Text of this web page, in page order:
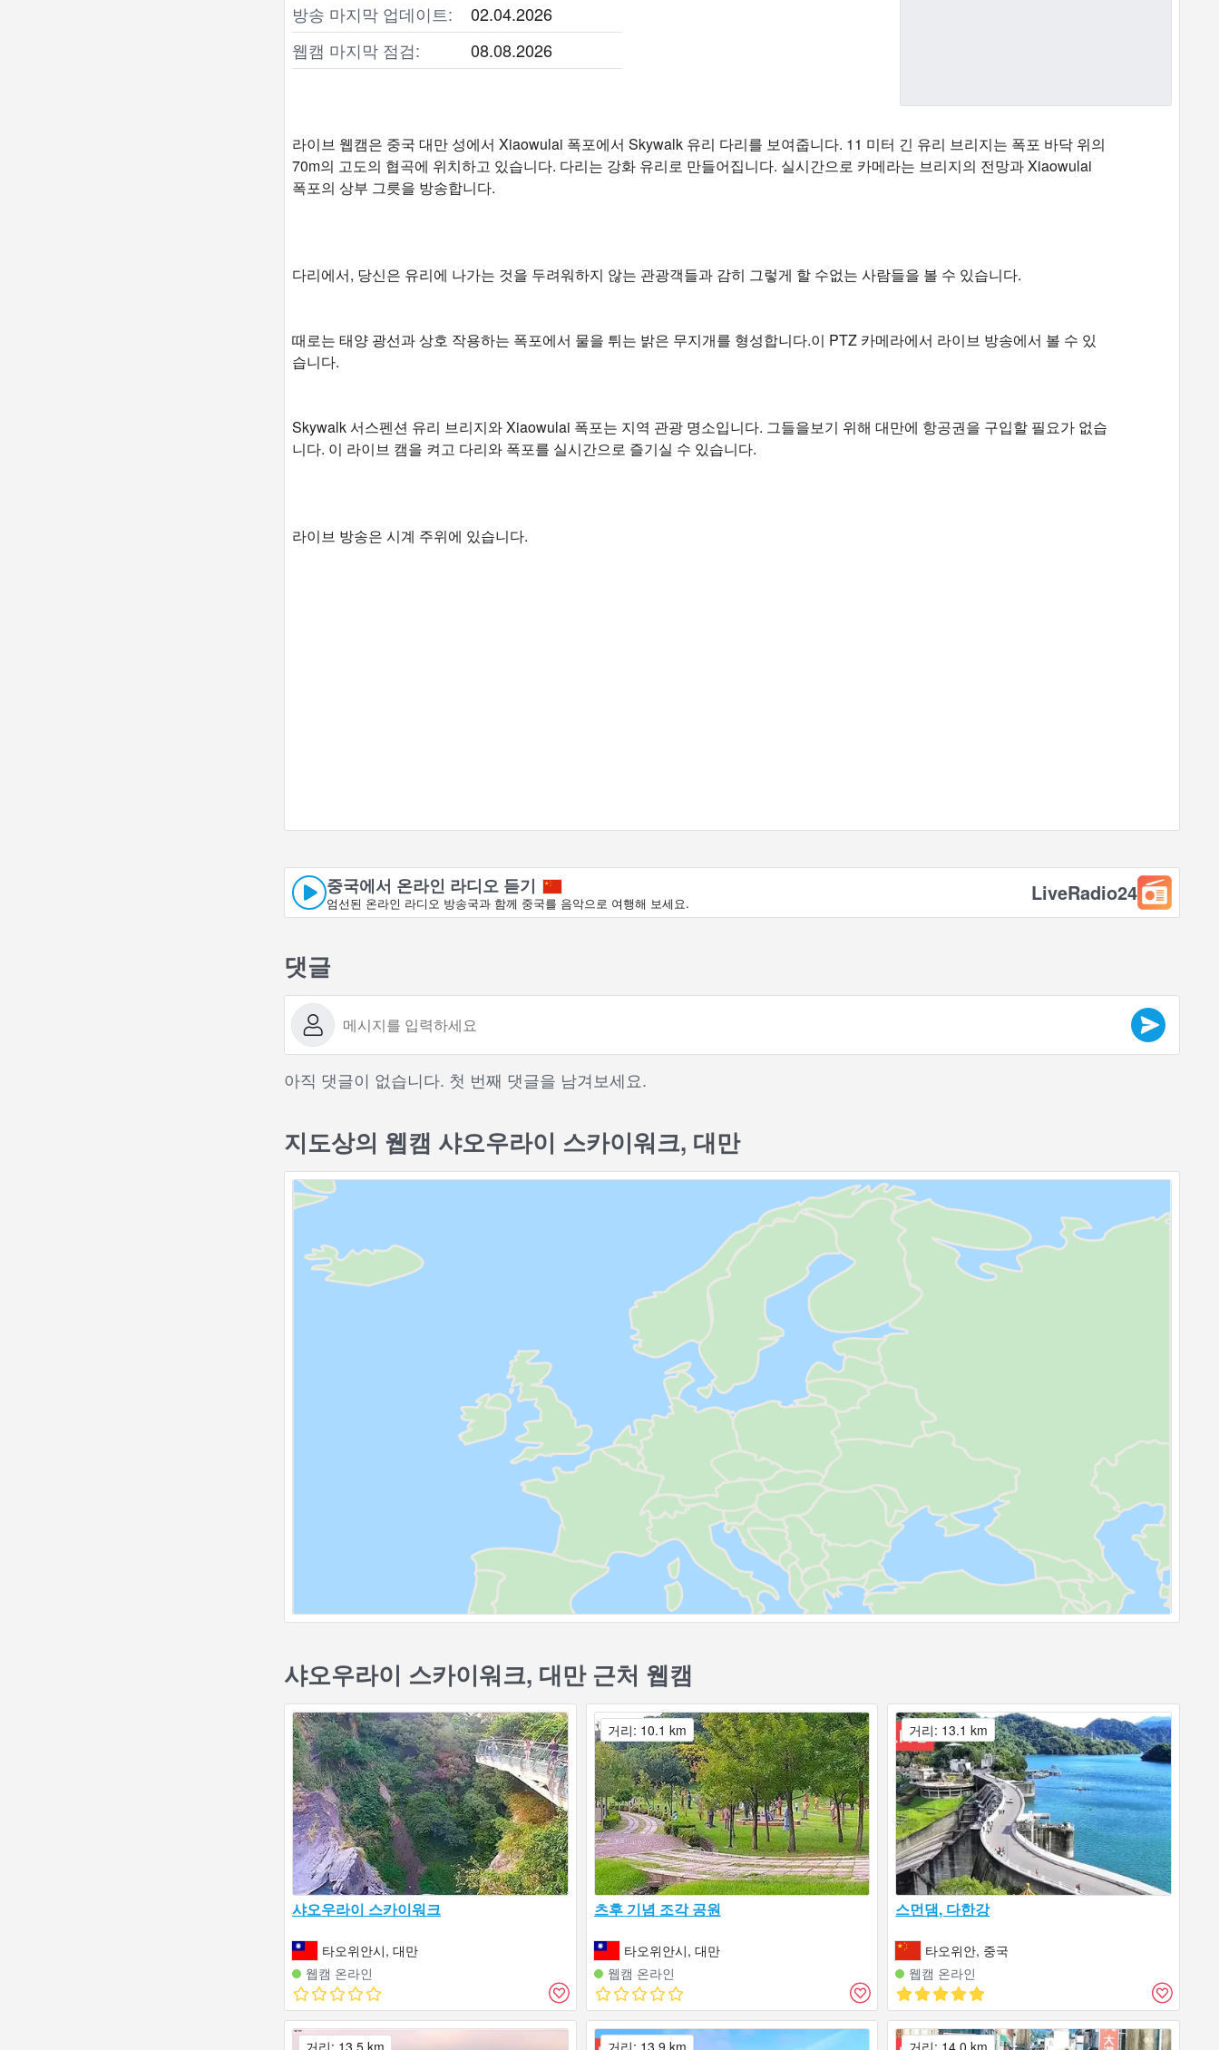
방송 마지막 업데이트:
02.04.2026
웹캠 마지막 점검:
08.08.2026
라이브 웹캠은 중국 대만 성에서 Xiaowulai 폭포에서 Skywalk 유리 다리를 보여줍니다. 11 미터 긴 유리 브리지는 폭포 바닥 위의
70m의 고도의 협곡에 위치하고 있습니다. 다리는 강화 유리로 만들어집니다. 실시간으로 카메라는 브리지의 전망과 Xiaowulai
폭포의 상부 그릇을 방송합니다.
다리에서, 당신은 유리에 나가는 것을 두려워하지 않는 관광객들과 감히 그렇게 할 수없는 사람들을 볼 수 있습니다.
때로는 태양 광선과 상호 작용하는 폭포에서 물을 튀는 밝은 무지개를 형성합니다.이 PTZ 카메라에서 라이브 방송에서 볼 수 있
습니다.
Skywalk 서스펜션 유리 브리지와 Xiaowulai 폭포는 지역 관광 명소입니다. 그들을보기 위해 대만에 항공권을 구입할 필요가 없습
니다. 이 라이브 캠을 켜고 다리와 폭포를 실시간으로 즐기실 수 있습니다.
라이브 방송은 시계 주위에 있습니다.
중국에서 온라인 라디오 듣기
엄선된 온라인 라디오 방송국과 함께 중국를 음악으로 여행해 보세요. LiveRadio24
댓글
아직 댓글이 없습니다. 첫 번째 댓글을 남겨보세요.
지도상의 웹캠 샤오우라이 스카이워크, 대만
샤오우라이 스카이워크, 대만 근처 웹캠
샤오우라이 스카이워크
타오위안시, 대만
웹캠 온라인
츠후 기념 조각 공원
타오위안시, 대만
웹캠 온라인
거리: 10.1 km
스먼댐, 다한강
타오위안, 중국
웹캠 온라인
거리: 13.1 km